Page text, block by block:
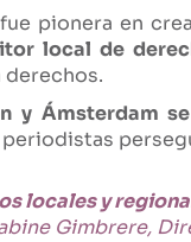
pionera en
local de
derechos.
y Ámsterdam
locales y
Gimbrere,